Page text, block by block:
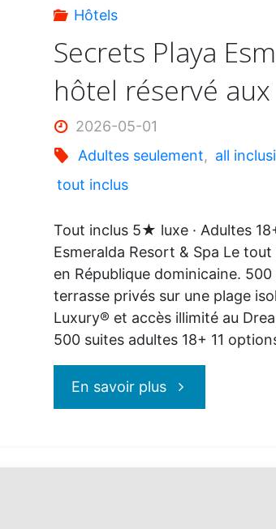
tout
inclus
Hôtels
Secrets Playa
hôtel réservé
2026-05-01
Adultes seulement, all
tout inclus
Tout inclus 5★ luxe · Adultes
Esmeralda Resort & Spa Le
en République dominicaine.
terrasse privés sur une plage
Luxury® et accès illimité au
500 suites adultes 18+ 11
En savoir plus"Secrets